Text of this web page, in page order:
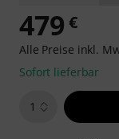
479 €
Alle Preise inkl.
Sofort lieferbar
1